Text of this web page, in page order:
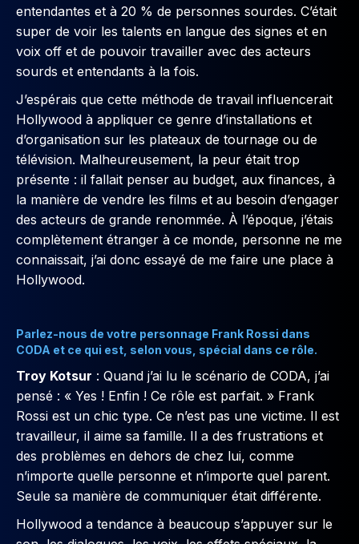
entendantes et à 20 % de personnes sourdes. C’était
super de voir les talents en langue des signes et en
voix off et de pouvoir travailler avec des acteurs
sourds et entendants à la fois.
J’espérais que cette méthode de travail influencerait
Hollywood à appliquer ce genre d’installations et
d’organisation sur les plateaux de tournage ou de
télévision. Malheureusement, la peur était trop
présente : il fallait penser au budget, aux finances, à
la manière de vendre les films et au besoin d’engager
des acteurs de grande renommée. À l’époque, j’étais
complètement étranger à ce monde, personne ne me
connaissait, j’ai donc essayé de me faire une place à
Hollywood.
Parlez-nous de votre personnage Frank Rossi dans
CODA et ce qui est, selon vous, spécial dans ce rôle.
Troy Kotsur : Quand j’ai lu le scénario de CODA, j’ai
pensé : « Yes ! Enfin ! Ce rôle est parfait. » Frank
Rossi est un chic type. Ce n’est pas une victime. Il est
travailleur, il aime sa famille. Il a des frustrations et
des problèmes en dehors de chez lui, comme
n’importe quelle personne et n’importe quel parent.
Seule sa manière de communiquer était différente.
Hollywood a tendance à beaucoup s’appuyer sur le